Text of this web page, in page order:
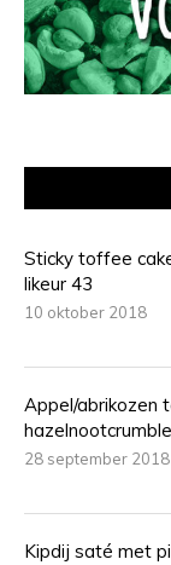
Sticky toffee
likeur 43
10 oktober 2018
Appel/abrikozen
hazelnootcrumble
28 september 2018
Kipdij saté met